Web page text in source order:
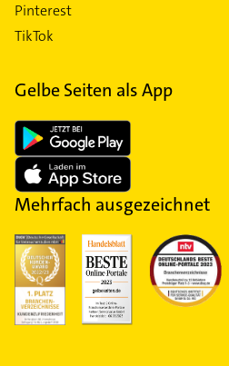
Pinterest
TikTok
Gelbe Seiten als App
Mehrfach ausgezeichnet